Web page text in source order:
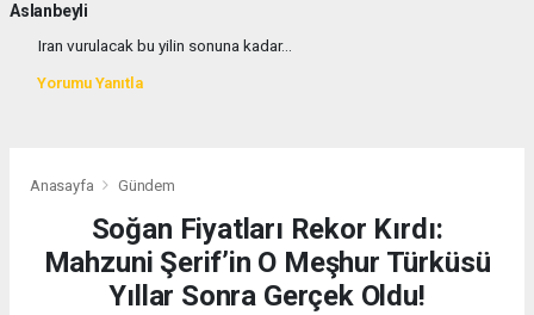
Aslanbeyli
Iran vurulacak bu yilin sonuna kadar...
Yorumu Yanıtla
Anasayfa Gündem
Soğan Fiyatları Rekor Kırdı:
Mahzuni Şerif’in O Meşhur Türküsü
Yıllar Sonra Gerçek Oldu!